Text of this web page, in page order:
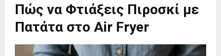
Πώς να Φτιάξεις Πιροσκί με
Πατάτα στο Air Fryer